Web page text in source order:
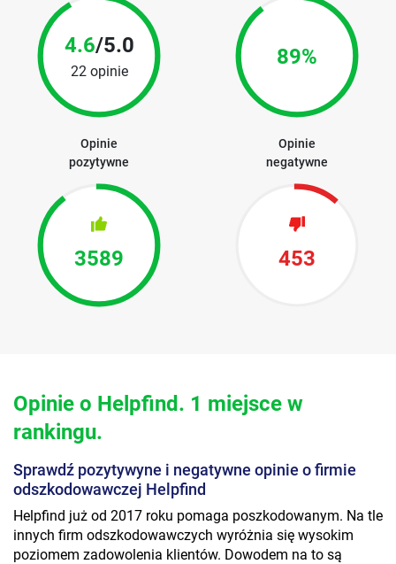
4.6/5.0
22 opinie
89%
Opinie
pozytywne
3589
Opinie
negatywne
453
Opinie o Helpfind. 1 miejsce w
rankingu.
Sprawdź pozytywyne i negatywne opinie o firmie
odszkodowawczej Helpfind
Helpfind już od 2017 roku pomaga poszkodowanym. Na tle
innych firm odszkodowawczych wyróżnia się wysokim
poziomem zadowolenia klientów. Dowodem na to są